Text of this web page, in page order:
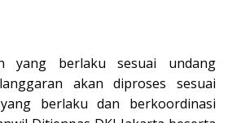
yang berlaku sesuai undang
akan diproses sesuai
berlaku dan berkoordinasi